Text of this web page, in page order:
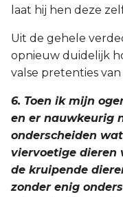
laat hij hen deze
Uit de gehele
opnieuw duidelijk
valse pretenties
6. Toen ik mijn
en er nauwkeurig
onderscheiden
viervoetige dieren
de kruipende
zonder enig